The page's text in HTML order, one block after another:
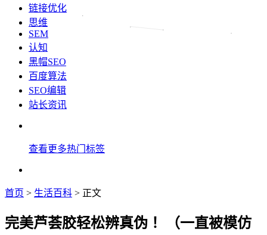
链接优化
思维
SEM
认知
黑帽SEO
百度算法
SEO编辑
站长资讯
查看更多热门标签
首页 > 生活百科 > 正文
完美芦荟胶轻松辨真伪 ！（一直被模仿